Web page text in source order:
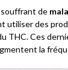
souffrant de
utiliser des
THC. Ces
la